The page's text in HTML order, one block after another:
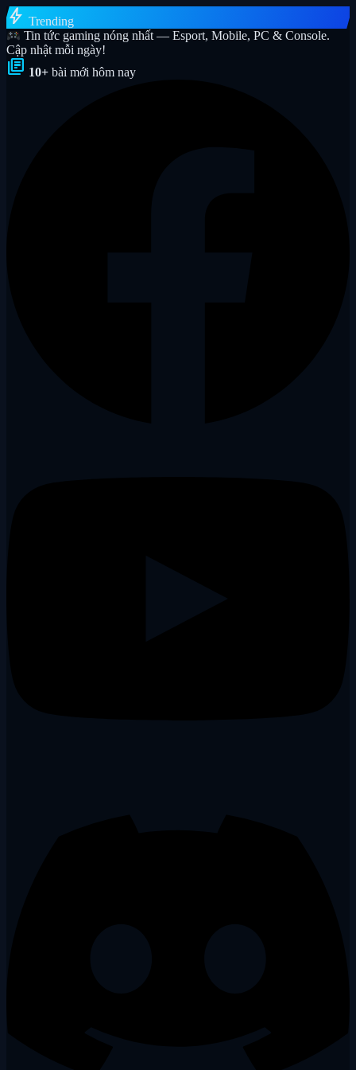
bolt Trending
Tin tức gaming nóng nhất — Esport, Mobile, PC & Console.
Cập nhật mỗi ngày!
library_books 10+ bài mới hôm nay